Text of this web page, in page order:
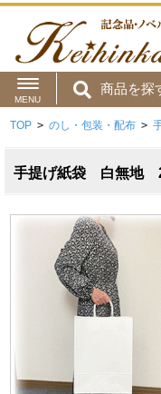
MENU
商品を探
用途から
商品カテゴリ
価格帯から
～
～
～
TOP > のし・包装・配布 >
手提げ紙袋 白無地